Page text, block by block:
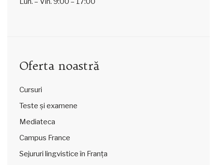
Oferta noastră
Cursuri
Teste și examene
Mediateca
Campus France
Sejururi lingvistice în Franța